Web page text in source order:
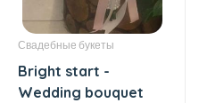
Свадебные букеты
Bright start -
Wedding bouquet
59 AZN